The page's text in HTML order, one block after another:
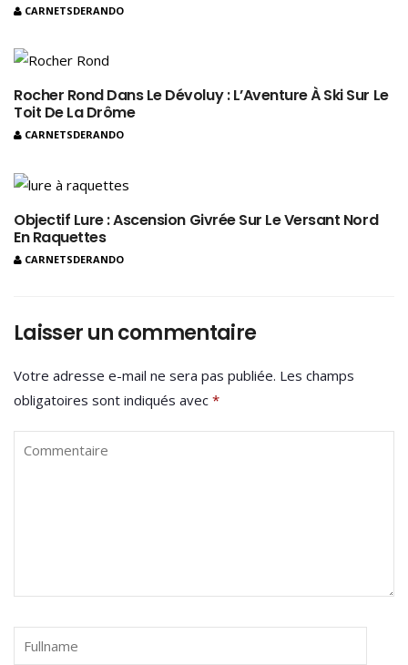
CARNETSDERANDO
Rocher Rond Dans Le Dévoluy : L’Aventure À Ski Sur Le
Toit De La Drôme
CARNETSDERANDO
Objectif Lure : Ascension Givrée Sur Le Versant Nord
En Raquettes
CARNETSDERANDO
Laisser un commentaire
Votre adresse e-mail ne sera pas publiée. Les champs
obligatoires sont indiqués avec *